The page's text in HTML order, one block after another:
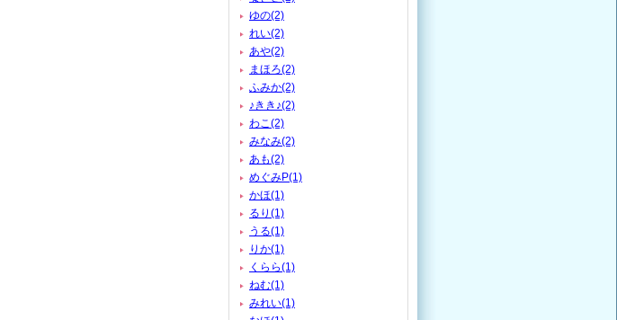
ゆの(2)
れい(2)
あや(2)
まほろ(2)
ふみか(2)
♪きき♪(2)
わこ(2)
みなみ(2)
あも(2)
めぐみP(1)
かほ(1)
るり(1)
うる(1)
りか(1)
くらら(1)
ねむ(1)
みれい(1)